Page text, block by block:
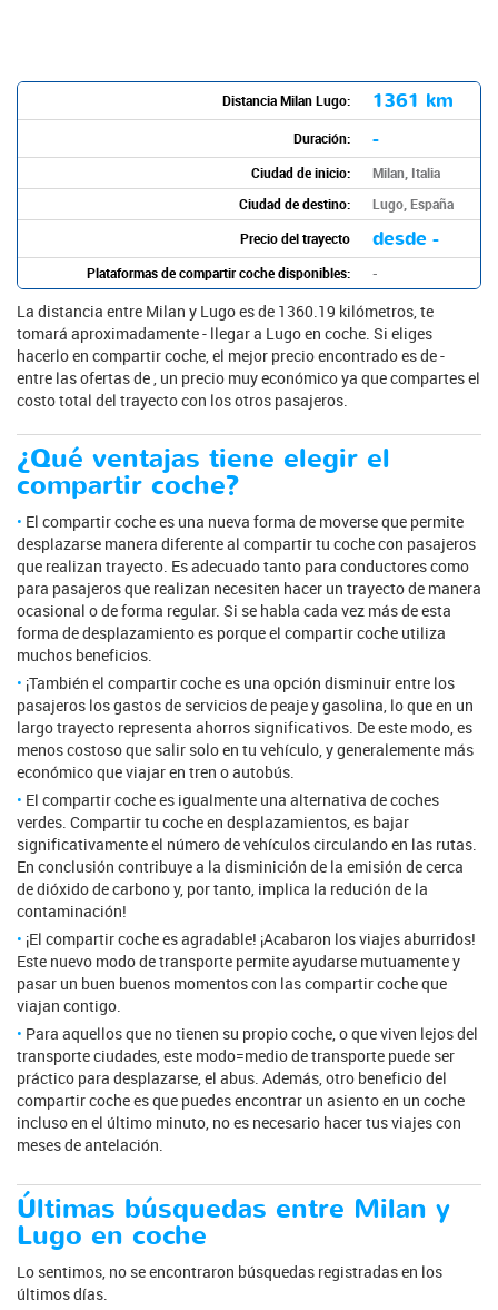
Distancia Milan Lugo: 1361 km
Duración: -
Ciudad de inicio:
Milan, Italia
Ciudad de destino:
Lugo, España
Precio del trayecto
desde -
Plataformas de compartir coche disponibles: -
La distancia entre Milan y Lugo es de 1360.19 kilómetros, te
tomará aproximadamente - llegar a Lugo en coche. Si eliges
hacerlo en compartir coche, el mejor precio encontrado es de -
entre las ofertas de , un precio muy económico ya que compartes el
costo total del trayecto con los otros pasajeros.
¿Qué ventajas tiene elegir el
compartir coche?
El compartir coche es una nueva forma de moverse que permite
desplazarse manera diferente al compartir tu coche con pasajeros
que realizan trayecto. Es adecuado tanto para conductores como
para pasajeros que realizan necesiten hacer un trayecto de manera
ocasional o de forma regular. Si se habla cada vez más de esta
forma de desplazamiento es porque el compartir coche utiliza
muchos beneficios.
¡También el compartir coche es una opción disminuir entre los
pasajeros los gastos de servicios de peaje y gasolina, lo que en un
largo trayecto representa ahorros significativos. De este modo, es
menos costoso que salir solo en tu vehículo, y generalemente más
económico que viajar en tren o autobús.
El compartir coche es igualmente una alternativa de coches
verdes. Compartir tu coche en desplazamientos, es bajar
significativamente el número de vehículos circulando en las rutas.
En conclusión contribuye a la disminición de la emisión de cerca
de dióxido de carbono y, por tanto, implica la redución de la
contaminación!
¡El compartir coche es agradable! ¡Acabaron los viajes aburridos!
Este nuevo modo de transporte permite ayudarse mutuamente y
pasar un buen buenos momentos con las compartir coche que
viajan contigo.
Para aquellos que no tienen su propio coche, o que viven lejos del
transporte ciudades, este modo=medio de transporte puede ser
práctico para desplazarse, el abus. Además, otro beneficio del
compartir coche es que puedes encontrar un asiento en un coche
incluso en el último minuto, no es necesario hacer tus viajes con
meses de antelación.
Últimas búsquedas entre Milan y
Lugo en coche
Lo sentimos, no se encontraron búsquedas registradas en los
últimos días.